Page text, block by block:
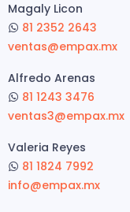
Magaly Licon
81 2352 2643
ventas@empax.mx
Alfredo Arenas
81 1243 3476
ventas3@empax.mx
Valeria Reyes
81 1824 7992
info@empax.mx